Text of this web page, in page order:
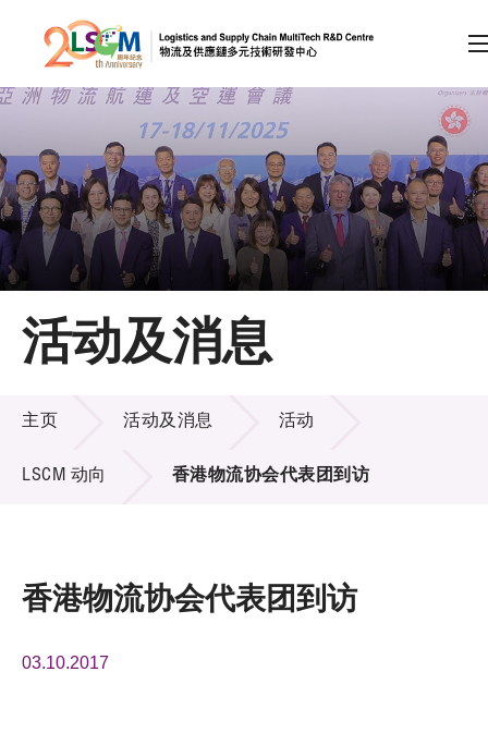
跳到内容（按回车键）
会员登录
A A EN 繁 简
主页
关于LSCM
技术商品化
项目及资助计划
活动及消息
活动及消息
活动及消息
主页 活动及消息 活动
LSCM 动向 香港物流协会代表团到访
香港物流协会代表团到访
03.10.2017